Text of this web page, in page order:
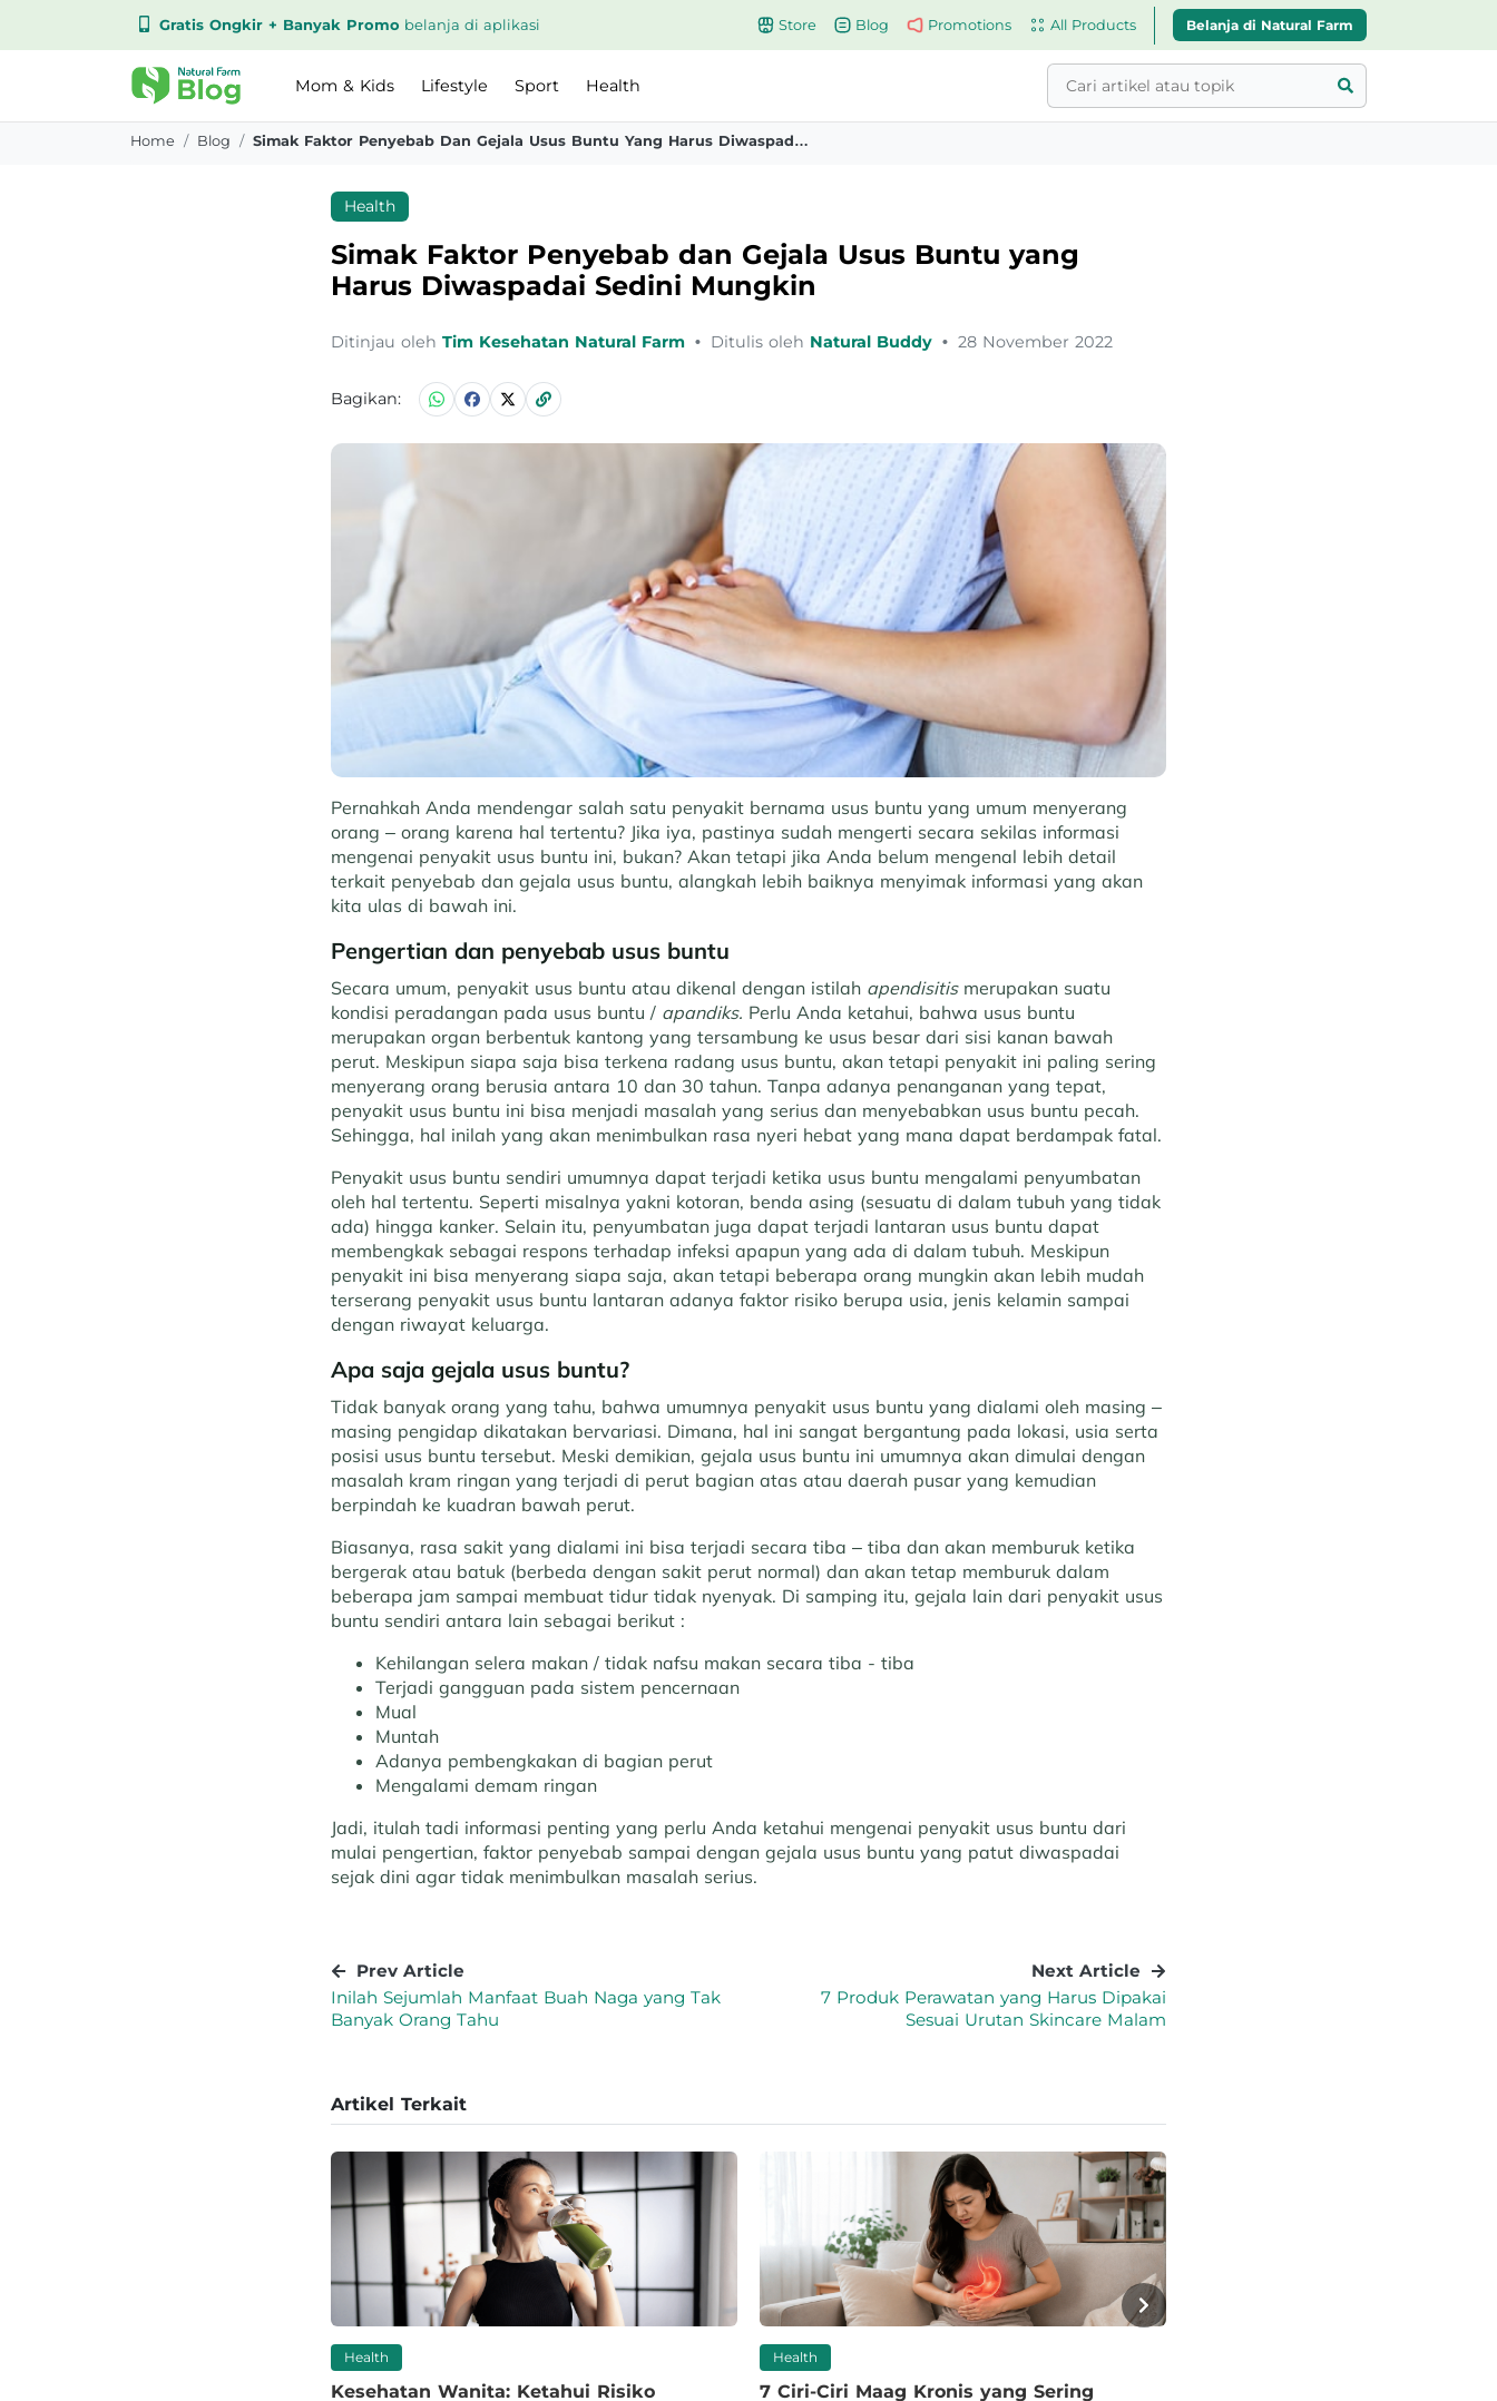
Gratis Ongkir + Banyak Promo belanja di aplikasi Store Blog Promotions All Products Belanja di Natural Farm
Mom & Kids Lifestyle Sport Health
Home Blog Simak Faktor Penyebab Dan Gejala Usus Buntu Yang Harus Diwaspadai Sedini Mungkin
Health
Simak Faktor Penyebab dan Gejala Usus Buntu yang
Harus Diwaspadai Sedini Mungkin
Ditinjau oleh Tim Kesehatan Natural Farm • Ditulis oleh Natural Buddy • 28 November 2022
Bagikan:
Pernahkah Anda mendengar salah satu penyakit bernama usus buntu yang umum menyerang
orang – orang karena hal tertentu? Jika iya, pastinya sudah mengerti secara sekilas informasi
mengenai penyakit usus buntu ini, bukan? Akan tetapi jika Anda belum mengenal lebih detail
terkait penyebab dan gejala usus buntu, alangkah lebih baiknya menyimak informasi yang akan
kita ulas di bawah ini.
Pengertian dan penyebab usus buntu
Secara umum, penyakit usus buntu atau dikenal dengan istilah apendisitis merupakan suatu
kondisi peradangan pada usus buntu / apandiks. Perlu Anda ketahui, bahwa usus buntu
merupakan organ berbentuk kantong yang tersambung ke usus besar dari sisi kanan bawah
perut. Meskipun siapa saja bisa terkena radang usus buntu, akan tetapi penyakit ini paling sering
menyerang orang berusia antara 10 dan 30 tahun. Tanpa adanya penanganan yang tepat,
penyakit usus buntu ini bisa menjadi masalah yang serius dan menyebabkan usus buntu pecah.
Sehingga, hal inilah yang akan menimbulkan rasa nyeri hebat yang mana dapat berdampak fatal.
Penyakit usus buntu sendiri umumnya dapat terjadi ketika usus buntu mengalami penyumbatan
oleh hal tertentu. Seperti misalnya yakni kotoran, benda asing (sesuatu di dalam tubuh yang tidak
ada) hingga kanker. Selain itu, penyumbatan juga dapat terjadi lantaran usus buntu dapat
membengkak sebagai respons terhadap infeksi apapun yang ada di dalam tubuh. Meskipun
penyakit ini bisa menyerang siapa saja, akan tetapi beberapa orang mungkin akan lebih mudah
terserang penyakit usus buntu lantaran adanya faktor risiko berupa usia, jenis kelamin sampai
dengan riwayat keluarga.
Apa saja gejala usus buntu?
Tidak banyak orang yang tahu, bahwa umumnya penyakit usus buntu yang dialami oleh masing –
masing pengidap dikatakan bervariasi. Dimana, hal ini sangat bergantung pada lokasi, usia serta
posisi usus buntu tersebut. Meski demikian, gejala usus buntu ini umumnya akan dimulai dengan
masalah kram ringan yang terjadi di perut bagian atas atau daerah pusar yang kemudian
berpindah ke kuadran bawah perut.
Biasanya, rasa sakit yang dialami ini bisa terjadi secara tiba – tiba dan akan memburuk ketika
bergerak atau batuk (berbeda dengan sakit perut normal) dan akan tetap memburuk dalam
beberapa jam sampai membuat tidur tidak nyenyak. Di samping itu, gejala lain dari penyakit usus
buntu sendiri antara lain sebagai berikut :
Kehilangan selera makan / tidak nafsu makan secara tiba - tiba
Terjadi gangguan pada sistem pencernaan
Mual
Muntah
Adanya pembengkakan di bagian perut
Mengalami demam ringan
Jadi, itulah tadi informasi penting yang perlu Anda ketahui mengenai penyakit usus buntu dari
mulai pengertian, faktor penyebab sampai dengan gejala usus buntu yang patut diwaspadai
sejak dini agar tidak menimbulkan masalah serius.
Prev Article
Inilah Sejumlah Manfaat Buah Naga yang Tak
Banyak Orang Tahu
Next Article
7 Produk Perawatan yang Harus Dipakai
Sesuai Urutan Skincare Malam
Artikel Terkait
Health
Kesehatan Wanita: Ketahui Risiko
Health
7 Ciri-Ciri Maag Kronis yang Sering